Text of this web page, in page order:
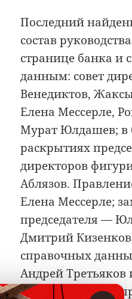
Последний
состав
странице банка и
данным: совет
Венедиктов,
Елена Мессерле,
Мурат Юлдашев; в
раскрытиях
директоров
Аблязов.
Елена Мессерле;
председателя —
Дмитрий
справочных
Андрей
как заместители